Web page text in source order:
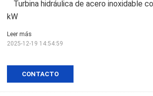
Turbina hidráulica de acero inoxidable
kW
CONTACTO
Leer más
2025-12-19 14:54:59